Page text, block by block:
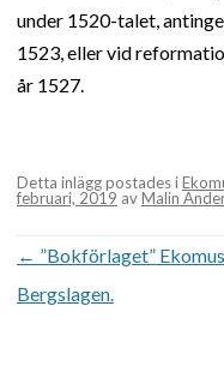
under 1520-talet,
1523, eller vid
år 1527.
Detta inlägg postades i
februari, 2019 avMalin
Inläggsnavigering
← ”Bokförlaget”
Bergslagen.